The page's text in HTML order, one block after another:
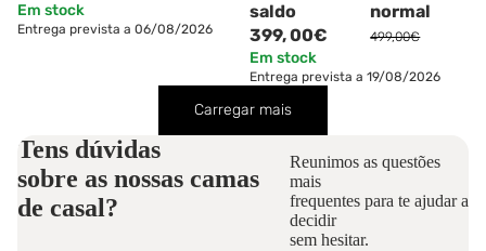
Em stock
Entrega prevista a 06/08/2026
saldo
399,00€
normal
499,00€
Em stock
Entrega prevista a 19/08/2026
Carregar mais
Tens dúvidas
sobre as nossas camas
de casal?
Reunimos as questões
mais
frequentes para te ajudar a
decidir
sem hesitar.